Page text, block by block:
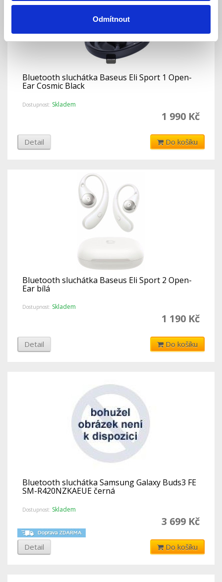
Odmítnout
Bluetooth sluchátka Baseus Eli Sport 1 Open-
Ear Cosmic Black
Dostupnost: Skladem
1 990 Kč
Detail Do košíku
Bluetooth sluchátka Baseus Eli Sport 2 Open-
Ear bílá
Dostupnost: Skladem
1 190 Kč
Detail Do košíku
Bluetooth sluchátka Samsung Galaxy Buds3 FE
SM-R420NZKAEUE černá
Dostupnost: Skladem
3 699 Kč
Detail Do košíku